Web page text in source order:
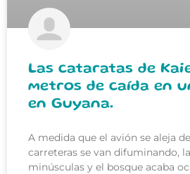
Las cataratas de
metros de caída en
en Guyana.
A medida que el avión se aleja
carreteras se van difuminando,
minúsculas y el bosque acaba